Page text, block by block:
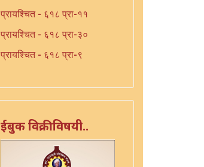
प्रायश्चित - ६१८ प्रा-११
प्रायश्चित - ६१८ प्रा-३०
प्रायश्चित - ६१८ प्रा-९
६१८ प्रा-३३
६१८ प्रा-३३
प्रायश्चित विधि - ६१८ प्रा-४
ईबुक विक्रीविषयी..